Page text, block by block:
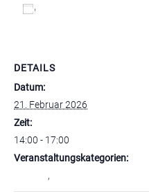
DETAILS
Datum:
21. Februar 2026
Zeit:
14:00 - 17:00
Veranstaltungskategorien:
,